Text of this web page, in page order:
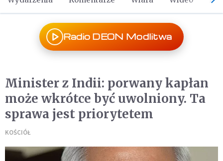
Radio DEON Modlitwa
Minister z Indii: porwany kapłan
może wkrótce być uwolniony. Ta
sprawa jest priorytetem
KOŚCIÓŁ